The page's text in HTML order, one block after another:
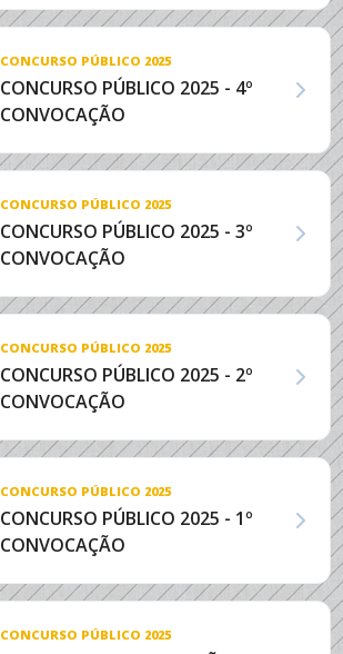
CONCURSO PÚBLICO 2025
CONCURSO PÚBLICO 2025 - 4º
CONVOCAÇÃO
CONCURSO PÚBLICO 2025
CONCURSO PÚBLICO 2025 - 3º
CONVOCAÇÃO
CONCURSO PÚBLICO 2025
CONCURSO PÚBLICO 2025 - 2º
CONVOCAÇÃO
CONCURSO PÚBLICO 2025
CONCURSO PÚBLICO 2025 - 1º
CONVOCAÇÃO
CONCURSO PÚBLICO 2025